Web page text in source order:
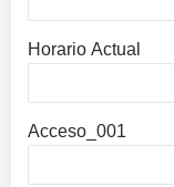
Horario Actual
Acceso_001